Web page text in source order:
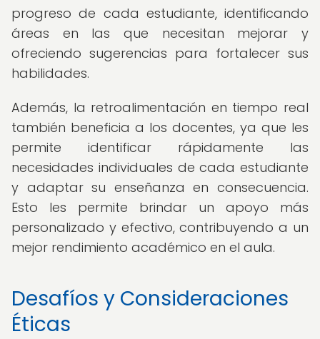
progreso de cada estudiante, identificando
áreas en las que necesitan mejorar y
ofreciendo sugerencias para fortalecer sus
habilidades.
Además, la retroalimentación en tiempo real
también beneficia a los docentes, ya que les
permite identificar rápidamente las
necesidades individuales de cada estudiante
y adaptar su enseñanza en consecuencia.
Esto les permite brindar un apoyo más
personalizado y efectivo, contribuyendo a un
mejor rendimiento académico en el aula.
Desafíos y Consideraciones
Éticas